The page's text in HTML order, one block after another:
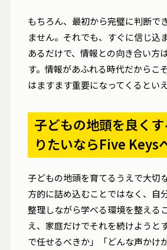
もちろん、最初から完璧に判断で
ません。それでも、すぐに信じ込
あるだけで、情報との向き合い方
す。情報があふれる時代だからこ
はますます重要になってくるとい
子どもの地頭を良く
りたいならFive Keys
子どもの地頭を育てるうえで大切
方的に詰め込むことではなく、自
整理しながら学べる環境を整える
え、家庭だけでそれを続けようと
で任せるべきか」「どんな声かけ